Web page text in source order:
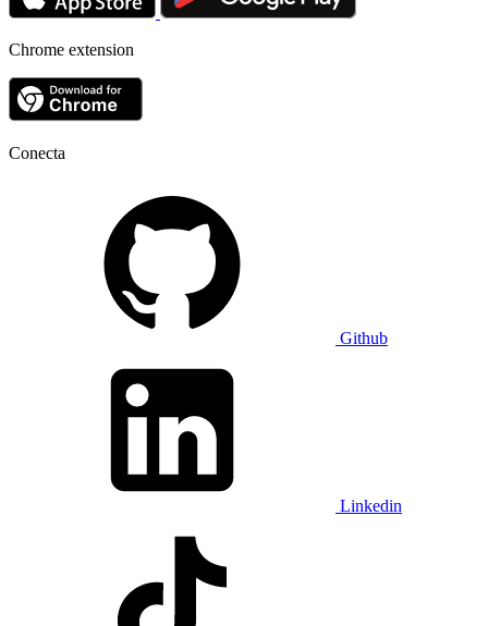
Chrome extension
Conecta
Github
Linkedin